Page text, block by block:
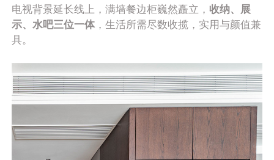
电视背景延长线上，满墙餐边柜巍然矗立，收纳、展
示、水吧三位一体，生活所需尽数收揽，实用与颜值兼
具。